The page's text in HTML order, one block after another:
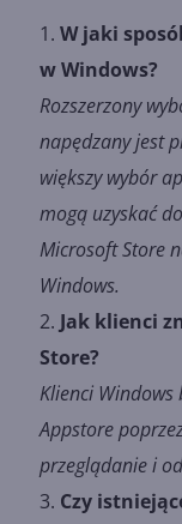
W jaki
w Windows?
Rozszerzony
napędzany jest
większy wybór
mogą uzyskać
Microsoft Store
Windows.
Jak klienci
Store?
Klienci
Appstore
przeglądanie i
Czy